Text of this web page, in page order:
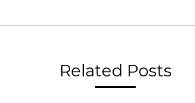
Related Posts